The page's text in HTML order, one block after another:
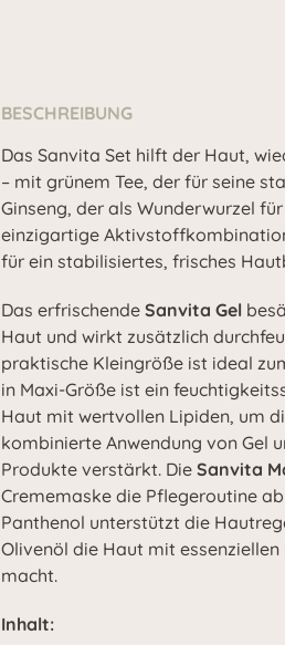
BESCHREIBUNG
Das Sanvita Set hilft der Haut,
– mit grünem Tee, der für seine
Ginseng, der als Wunderwurzel
einzigartige
für ein stabilisiertes, frisches
Das erfrischende Sanvita Gel
Haut und wirkt zusätzlich
praktische Kleingröße ist ideal
in Maxi-Größe ist ein
Haut mit wertvollen Lipiden, um
kombinierte Anwendung von Gel
Produkte verstärkt. Die Sanvita
Crememaske die Pflegeroutine
Panthenol unterstützt die
Olivenöl die Haut mit
macht.
Inhalt: